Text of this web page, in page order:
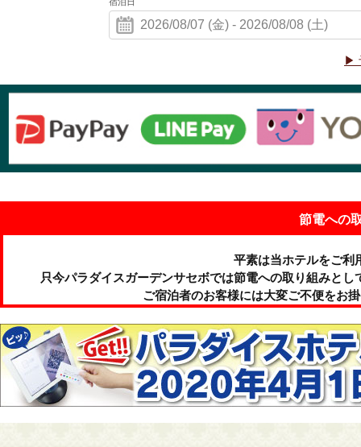
▶
節電への
平素は当ホテルをご利
只今パラダイスガーデンサセボでは節電への取り組みと
ご宿泊者のお客様には大変ご不便をお